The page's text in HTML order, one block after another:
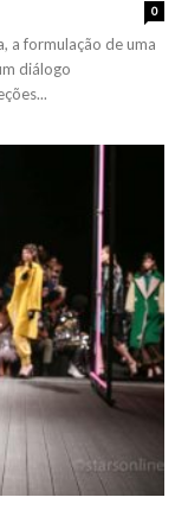
0
a formulação de uma
diálogo